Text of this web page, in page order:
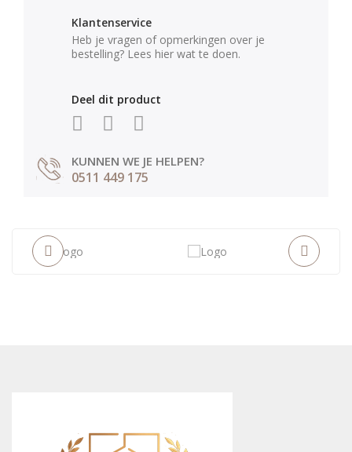
Klantenservice
Heb je vragen of opmerkingen over je
bestelling? Lees hier wat te doen.
Deel dit product
KUNNEN WE JE HELPEN?
0511 449 175